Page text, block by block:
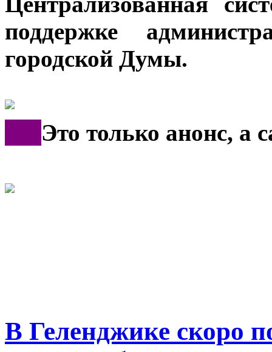
поддержке
городской Думы.
Это только анонс, а
В Геленджике скоро